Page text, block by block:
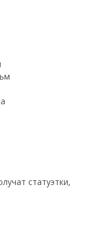
статуэтки,